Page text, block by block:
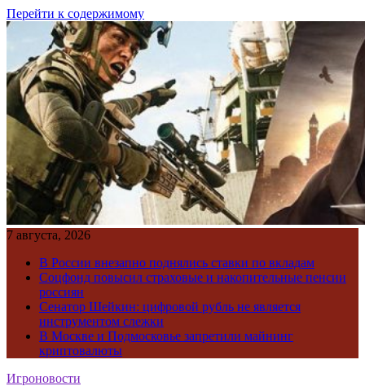
Перейти к содержимому
7 августа, 2026
В России внезапно поднялись ставки по вкладам
Соцфонд повысил страховые и накопительные пенсии
россиян
Сенатор Шейкин: цифровой рубль не является
инструментом слежки
В Москве и Подмосковье запретили майнинг
криптовалюты
Игроновости